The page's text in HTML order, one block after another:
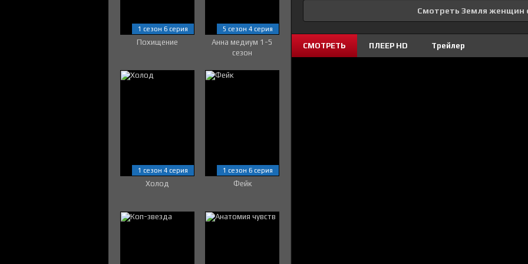
Смотреть Земля женщин
СМОТРЕТЬ ПЛЕЕР HD Трейлер
Похищение
1 сезон 6 серия
Анна медиум 1-5
сезон
5 сезон 4 серия
Холод
1 сезон 4 серия
Фейк
1 сезон 6 серия